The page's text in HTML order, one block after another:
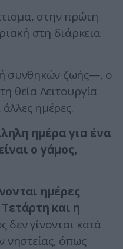
στην πρώτη
στη διάρκεια
συνθηκών ζωής—, ο
θεία Λειτουργία
άλλες ημέρες.
ημέρα για ένα
ο γάμος,
ημέρες
και η
δεν γίνονται κατά
νηστείας, όπως